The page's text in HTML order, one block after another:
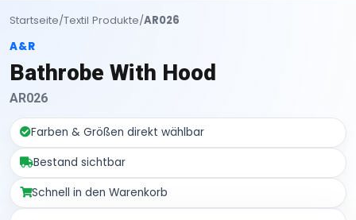
Startseite/Textil Produkte/AR026
A&R
Bathrobe With Hood
AR026
Farben & Größen direkt wählbar
Bestand sichtbar
Schnell in den Warenkorb